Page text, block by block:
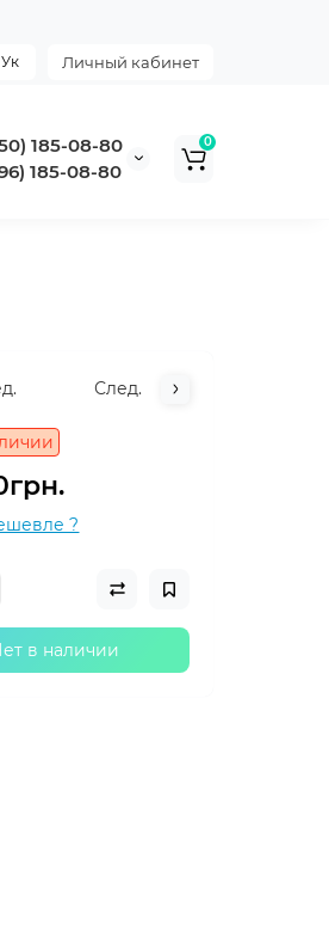
Личный кабинет
Ук
185-08-80
185-08-80
0
След.
?
в наличии